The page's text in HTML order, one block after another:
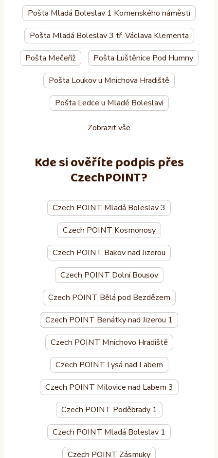
Pošta Mladá Boleslav 1 Komenského náměstí
Pošta Mladá Boleslav 3 tř. Václava Klementa
Pošta Mečeříž Pošta Luštěnice Pod Humny
Pošta Loukov u Mnichova Hradiště
Pošta Ledce u Mladé Boleslavi
Zobrazit vše
Kde si ověříte podpis přes
CzechPOINT?
Czech POINT Mladá Boleslav 3
Czech POINT Kosmonosy
Czech POINT Bakov nad Jizerou
Czech POINT Dolní Bousov
Czech POINT Bělá pod Bezdězem
Czech POINT Benátky nad Jizerou 1
Czech POINT Mnichovo Hradiště
Czech POINT Lysá nad Labem
Czech POINT Milovice nad Labem 3
Czech POINT Poděbrady 1
Czech POINT Mladá Boleslav 1
Czech POINT Zásmuky